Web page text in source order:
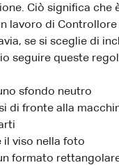
Ciò significa che
lavoro di Controllore
se si sceglie di
seguire queste
sfondo neutro
di fronte alla
il viso nella foto
formato